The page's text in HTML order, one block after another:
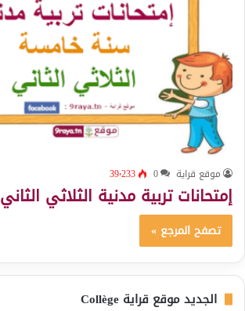
موقع قراية 0 39٬233
إمتحانات تربية مدنية الثلاثي الثاني
تصفح المرجع »
الجديد موقع قراية Collège